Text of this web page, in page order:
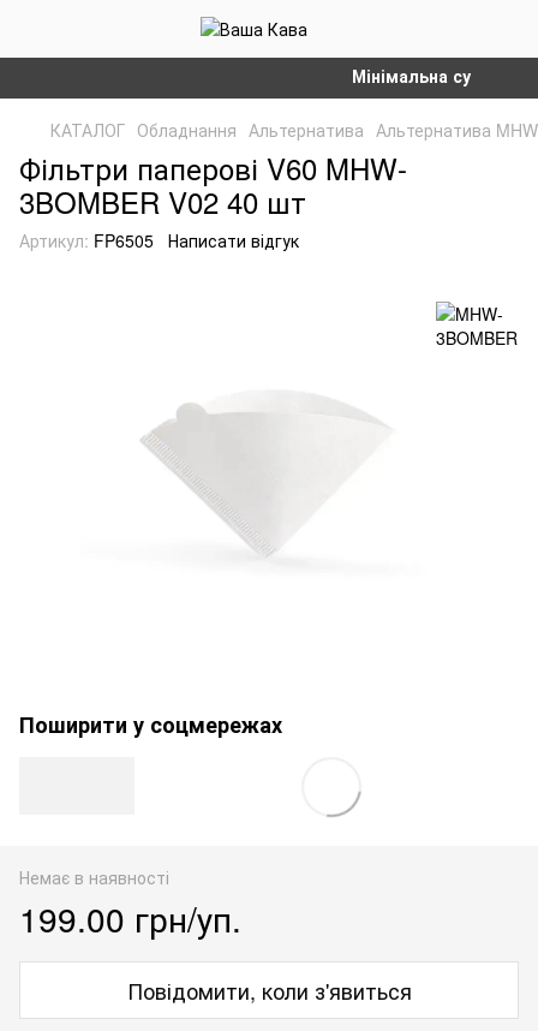
Мінімальна сума
КАТАЛОГ Обладнання Альтернатива Альтернатива
Фільтри паперові V60 MHW-
3BOMBER V02 40 шт
Артикул: FP6505 Написати відгук
Поширити у соцмережах
Немає в наявності
199.00 грн/уп.
Повідомити, коли з'явиться